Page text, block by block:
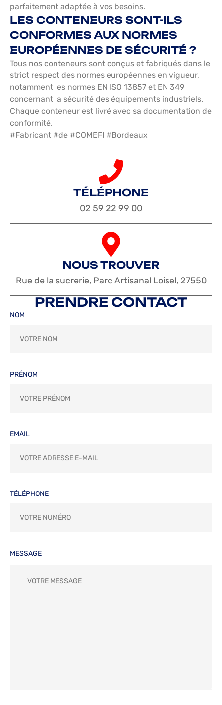
parfaitement adaptée à vos besoins.
LES CONTENEURS SONT-ILS
CONFORMES AUX NORMES
EUROPÉENNES DE SÉCURITÉ ?
Tous nos conteneurs sont conçus et fabriqués dans le
strict respect des normes européennes en vigueur,
notamment les normes EN ISO 13857 et EN 349
concernant la sécurité des équipements industriels.
Chaque conteneur est livré avec sa documentation de
conformité.
#Fabricant #de #COMEFI #Bordeaux
TÉLÉPHONE
02 59 22 99 00
NOUS TROUVER
Rue de la sucrerie, Parc Artisanal Loisel, 27550
PRENDRE CONTACT
NOM
PRÉNOM
EMAIL
TÉLÉPHONE
MESSAGE